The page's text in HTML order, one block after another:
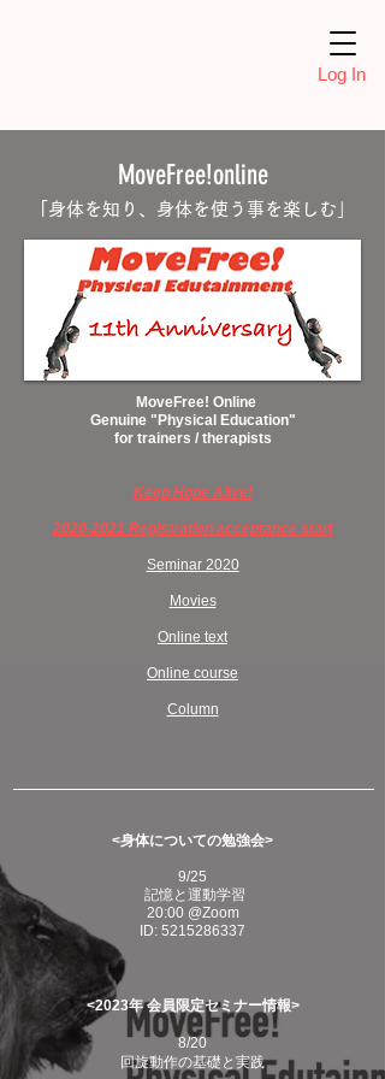
Log In
MoveFree!online
「身体を知り、身体を使う事を楽しむ
MoveFree! Online
Genuine "Physical Education"
for trainers / therapists
Keep Hope Alive!
2020-2021 Registration acceptance start
Seminar 2020
Movies
Online text
Online course
Column
<身体についての勉強会>
9/25
記憶と運動学習
20:00 @Zoom
ID: 5215286337
<2023年​ 会員限定セミナー情報>
8/20
回旋動作の基礎と実践